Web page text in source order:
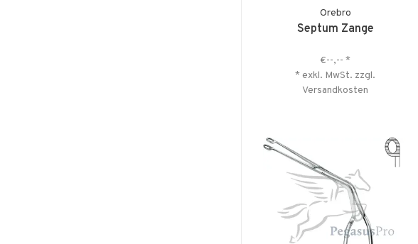
Orebro
Septum Zange
€--,-- *
* exkl. MwSt. zzgl.
Versandkosten